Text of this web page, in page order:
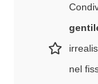
nel